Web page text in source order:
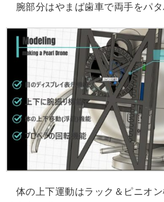
腕部分はやまば歯車で両手をパタ
体の上下運動はラック＆ピニオ